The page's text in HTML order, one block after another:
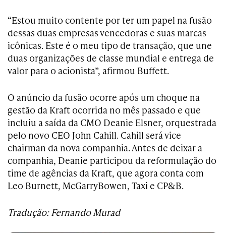
“Estou muito contente por ter um papel na fusão
dessas duas empresas vencedoras e suas marcas
icônicas. Este é o meu tipo de transação, que une
duas organizações de classe mundial e entrega de
valor para o acionista”, afirmou Buffett.
O anúncio da fusão ocorre após um choque na
gestão da Kraft ocorrida no mês passado e que
incluiu a saída da CMO Deanie Elsner, orquestrada
pelo novo CEO John Cahill. Cahill será vice
chairman da nova companhia. Antes de deixar a
companhia, Deanie participou da reformulação do
time de agências da Kraft, que agora conta com
Leo Burnett, McGarryBowen, Taxi e CP&B.
Tradução: Fernando Murad